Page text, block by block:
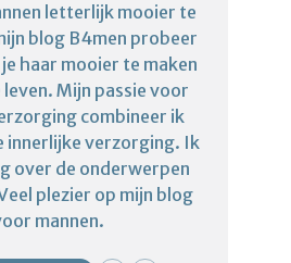
letterlijk mooier te
blog B4men probeer
haar mooier te maken
leven. Mijn passie voor
combineer ik
innerlijke verzorging. Ik
over de onderwerpen
plezier op mijn blog
mannen.